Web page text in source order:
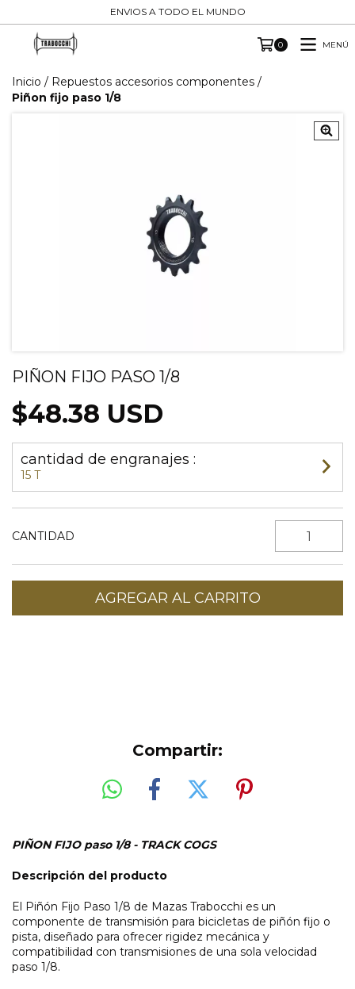
ENVIOS A TODO EL MUNDO
0 MENÚ
Inicio / Repuestos accesorios componentes /
Piñon fijo paso 1/8
PIÑON FIJO PASO 1/8
$48.38 USD
cantidad de engranajes :
15 T
CANTIDAD
Compartir:
PIÑON FIJO paso 1/8 - TRACK COGS
Descripción del producto
El Piñón Fijo Paso 1/8 de Mazas Trabocchi es un
componente de transmisión para bicicletas de piñón fijo o
pista, diseñado para ofrecer rigidez mecánica y
compatibilidad con transmisiones de una sola velocidad
paso 1/8.